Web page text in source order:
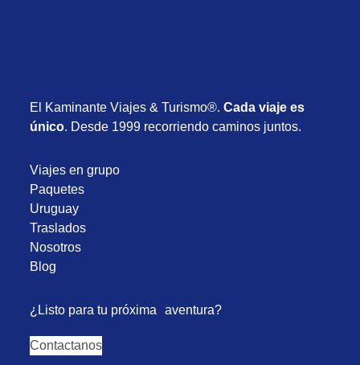
El Kaminante Viajes & Turismo®.Cada viaje es
único. Desde 1999 recorriendo caminos juntos.
Viajes en grupo
Paquetes
Uruguay
Traslados
Nosotros
Blog
¿Listo para tu próxima aventura?
Contactanos